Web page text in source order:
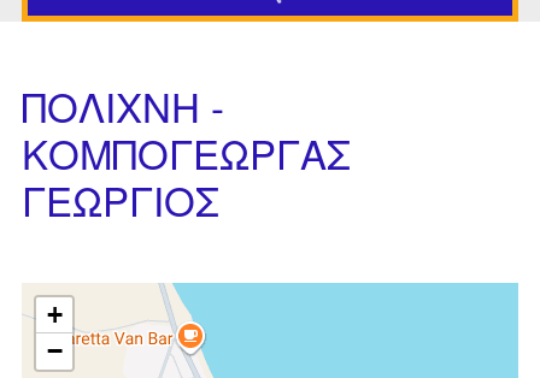
ΠΟΛΙΧΝΗ -
ΚΟΜΠΟΓΕΩΡΓΑΣ
ΓΕΩΡΓΙΟΣ
+
−